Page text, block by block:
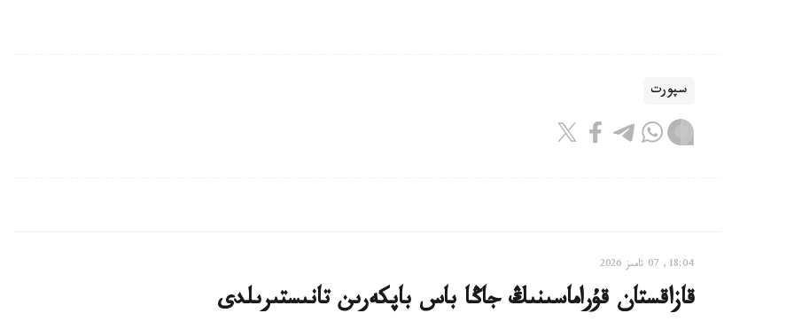
سپورت
18:04, 07 تامىز 2026
قازاقستان قۇراماسىنىڭ جاڭا باس باپكەرىن تانىستىرىلدى